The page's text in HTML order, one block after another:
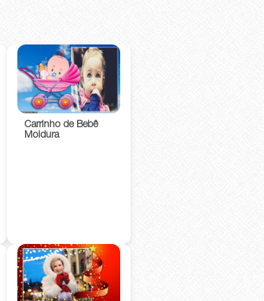
Carrinho de Bebê
Moldura